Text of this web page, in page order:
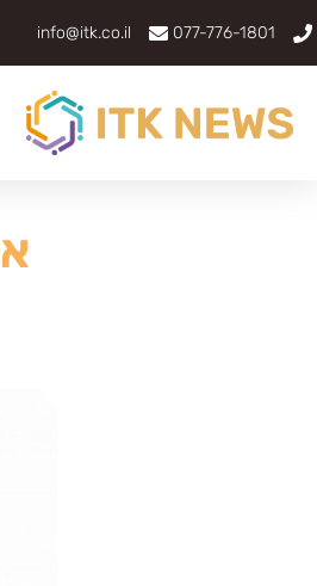
077-776-1801
info@itk.co.il